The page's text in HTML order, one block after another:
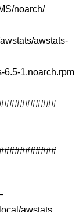
noarch/
awstats-
6.5-1.noarch.rpm
awstats